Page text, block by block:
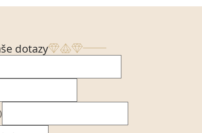
dotazy